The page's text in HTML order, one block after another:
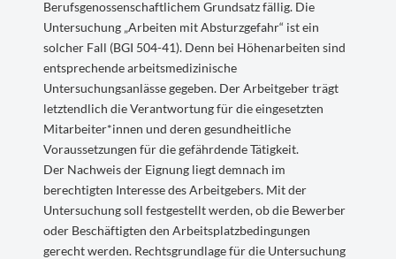
Berufsgenossenschaftlichem Grundsatz fällig. Die
Untersuchung „Arbeiten mit Absturzgefahr“ ist ein
solcher Fall (BGI 504-41). Denn bei Höhenarbeiten sind
entsprechende arbeitsmedizinische
Untersuchungsanlässe gegeben. Der Arbeitgeber trägt
letztendlich die Verantwortung für die eingesetzten
Mitarbeiter*innen und deren gesundheitliche
Voraussetzungen für die gefährdende Tätigkeit.
Der Nachweis der Eignung liegt demnach im
berechtigten Interesse des Arbeitgebers. Mit der
Untersuchung soll festgestellt werden, ob die Bewerber
oder Beschäftigten den Arbeitsplatzbedingungen
gerecht werden. Rechtsgrundlage für die Untersuchung